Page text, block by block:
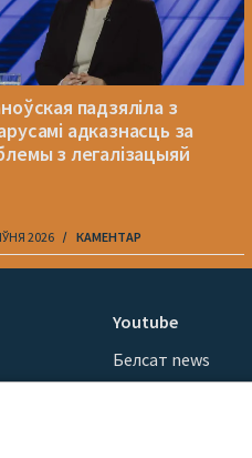
падзяліла з
адказнасць за
з легалізацыяй
2026 КАМЕНТАР
Youtube
Белсат news
Белсат Shorts